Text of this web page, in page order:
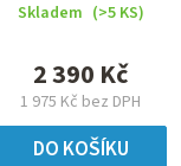
Skladem (>5 KS)
1 975 Kč bez DPH
2 390 Kč
DO KOŠÍKU